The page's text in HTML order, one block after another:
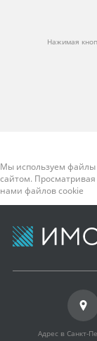
Нажимая
Мы используем файлы
сайтом. Просматривая
нами файлов cookie
Адрес в Санкт-